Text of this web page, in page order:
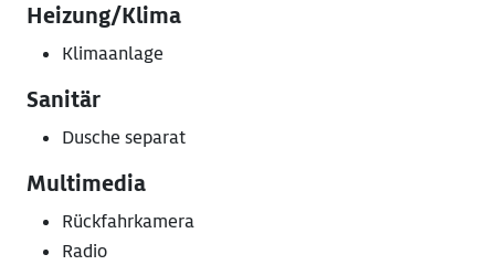
Heizung/Klima
Klimaanlage
Sanitär
Dusche separat
Multimedia
Rückfahrkamera
Radio